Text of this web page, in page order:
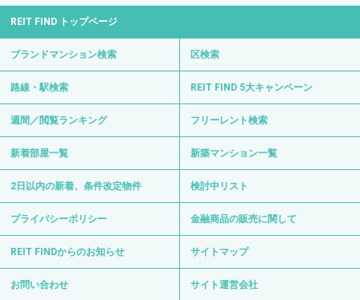
REIT FIND トップページ
ブランドマンション検索 区検索
路線・駅検索 REIT FIND 5大キャンペーン
週間／閲覧ランキング フリーレント検索
新着部屋一覧 新築マンション一覧
2日以内の新着、条件改定物件 検討中リスト
プライバシーポリシー 金融商品の販売に関して
REIT FINDからのお知らせ サイトマップ
お問い合わせ サイト運営会社